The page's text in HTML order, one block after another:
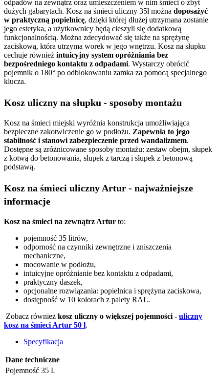
odpadów na zewnątrz oraz umieszczeniem w nim śmieci o zbyt
dużych gabarytach. Kosz na śmieci uliczny 35l można doposażyć
w praktyczną popielnicę, dzięki której dłużej utrzymana zostanie
jego estetyka, a użytkownicy będą cieszyli się dodatkową
funkcjonalnością. Można zdecydować się także na sprężynę
zaciskową, która utrzyma worek w jego wnętrzu. Kosz na słupku
cechuje również intuicyjny system opróżniania bez
bezpośredniego kontaktu z odpadami. Wystarczy obrócić
pojemnik o 180° po odblokowaniu zamka za pomocą specjalnego
klucza.
Kosz uliczny na słupku - sposoby montażu
Kosz na śmieci miejski wyróżnia konstrukcja umożliwiająca
bezpieczne zakotwiczenie go w podłożu. Zapewnia to jego
stabilność i stanowi zabezpieczenie przed wandalizmem.
Dostępne są zróżnicowane sposoby montażu: zestaw obejm, słupek
z kotwą do betonowania, słupek z tarczą i słupek z betonową
podstawą.
Kosz na śmieci uliczny Artur - najważniejsze
informacje
Kosz na śmieci na zewnątrz Artur to:
pojemność 35 litrów,
odporność na czynniki zewnętrzne i zniszczenia
mechaniczne,
mocowanie w podłożu,
intuicyjne opróżnianie bez kontaktu z odpadami,
praktyczny daszek,
opcjonalne rozwiązania: popielnica i sprężyna zaciskowa,
dostępność w 10 kolorach z palety RAL.
Zobacz również kosz uliczny o większej pojemności - uliczny
kosz na śmieci Artur 50 l.
Specyfikacja
Dane techniczne
Pojemność 35 L